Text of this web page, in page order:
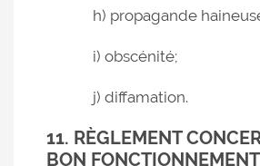
h) propagande
i) obscénité;
j) diffamation.
11. RÈGLEMENT
BON FONCTIONNEMENT